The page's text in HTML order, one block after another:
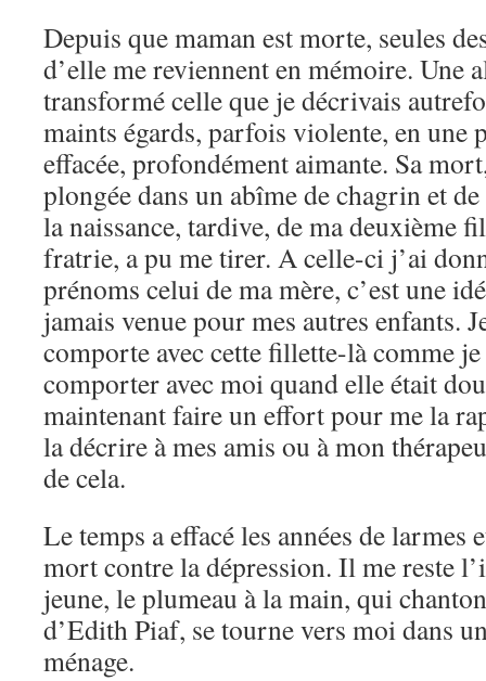
Depuis que maman est morte, seules
d’elle me reviennent en mémoire. Une
transformé celle que je décrivais
maints égards, parfois violente, en une
effacée, profondément aimante. Sa
plongée dans un abîme de chagrin et
la naissance, tardive, de ma deuxième
fratrie, a pu me tirer. A celle-ci j’ai
prénoms celui de ma mère, c’est une
jamais venue pour mes autres enfants.
comporte avec cette fillette-là comme
comporter avec moi quand elle était
maintenant faire un effort pour me la
la décrire à mes amis ou à mon
de cela.
Le temps a effacé les années de larmes
mort contre la dépression. Il me reste
jeune, le plumeau à la main, qui
d’Edith Piaf, se tourne vers moi dans
ménage.